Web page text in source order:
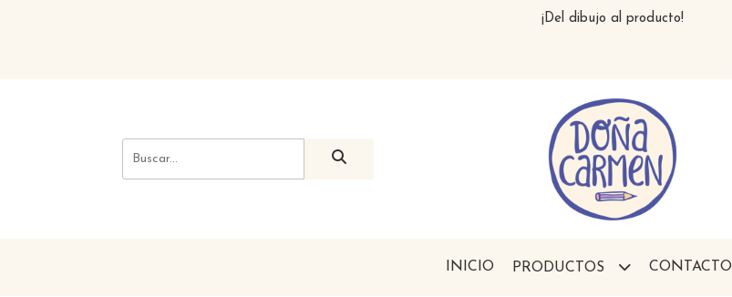
¡Del dibujo al producto!
INICIO PRODUCTOS CONTACTO